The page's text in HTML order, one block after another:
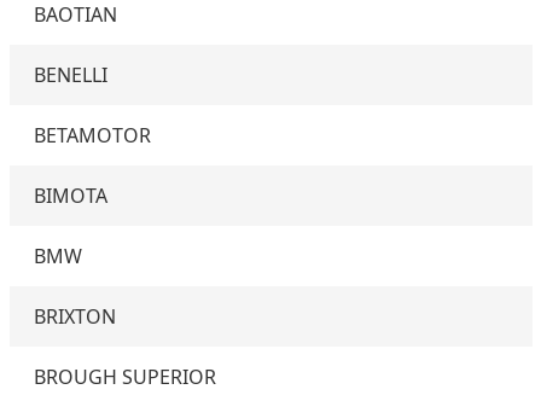
BAOTIAN
BENELLI
BETAMOTOR
BIMOTA
BMW
BRIXTON
BROUGH SUPERIOR